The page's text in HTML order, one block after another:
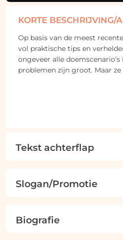
KORTE BESCHRIJVING/
Op basis van de meest
vol praktische tips en
ongeveer alle
problemen zijn groot. Maar ze
Tekst achterflap
Slogan/Promotie
Biografie